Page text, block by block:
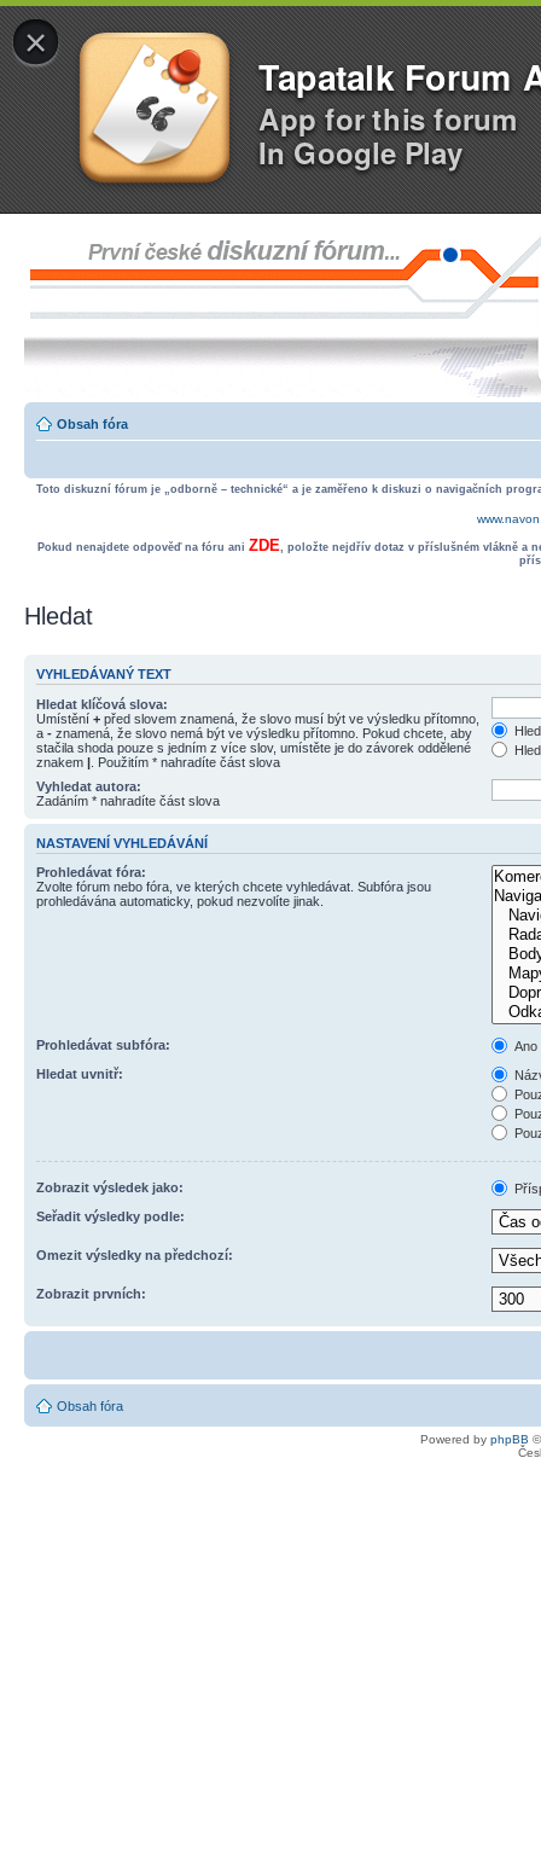
×
Tapatalk Forum
App for this forum
In Google Play
Obsah fóra
Toto diskuzní fórum je „odborně – technické“ a je zaměřeno k diskuzi o navigačních
Pokud nenajdete odpověď na fóru ani ZDE, položte nejdřív dotaz v příslušném vlákně a
Hledat
VYHLEDÁVANÝ TEXT
Hledat klíčová slova:
Umístění + před slovem znamená, že slovo musí být ve výsledku přítomno,
a - znamená, že slovo nemá být ve výsledku přítomno. Pokud chcete, aby
stačila shoda pouze s jedním z více slov, umístěte je do závorek oddělené
znakem | . Použitím * nahradíte část slova
Vyhledat autora:
Zadáním * nahradíte část slova
NASTAVENÍ VYHLEDÁVÁNÍ
Prohledávat fóra:
Zvolte fórum nebo fóra, ve kterých chcete vyhledávat. Subfóra jsou
prohledávána automaticky, pokud nezvolíte jinak.
Prohledávat subfóra:
Ano
Hledat uvnitř:
Zobrazit výsledek jako:
Seřadit výsledky podle:
Omezit výsledky na předchozí:
Zobrazit prvních:
Obsah fóra
Powered by phpBB